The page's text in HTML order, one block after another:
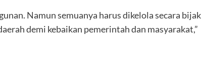
Namun semuanya harus dikelola secara bijak
demi kebaikan pemerintah dan masyarakat,”